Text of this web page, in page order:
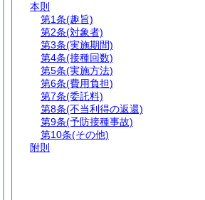
本則
第1条(趣旨)
第2条(対象者)
第3条(実施期間)
第4条(接種回数)
第5条(実施方法)
第6条(費用負担)
第7条(委託料)
第8条(不当利得の返還)
第9条(予防接種事故)
第10条(その他)
附則